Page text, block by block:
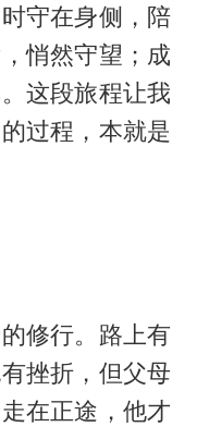
守在身侧，陪
悄然守望；成
这段旅程让我
过程，本就是
修行。路上有
挫折，但父母
在正途，他才